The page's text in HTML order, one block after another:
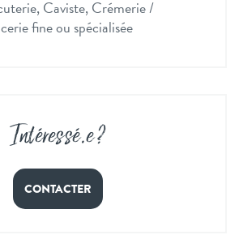
Caviste, Crémerie /
fine ou spécialisée
Intéressé.e ?
CONTACTER